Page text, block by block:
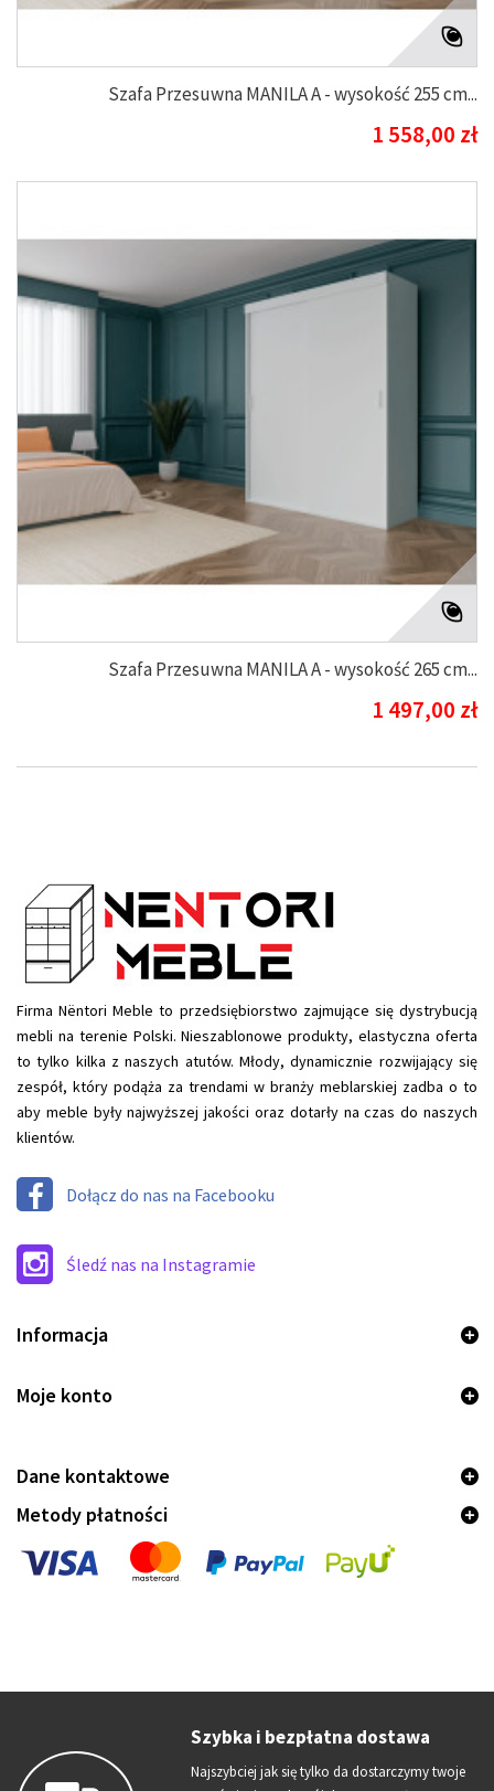
Szafa Przesuwna MANILA A - wysokość 255 cm...
1 558,00 zł
Szafa Przesuwna MANILA A - wysokość 265 cm...
1 497,00 zł
Firma Nëntori Meble to przedsiębiorstwo zajmujące się dystrybucją
mebli na terenie Polski. Nieszablonowe produkty, elastyczna oferta
to tylko kilka z naszych atutów. Młody, dynamicznie rozwijający się
zespół, który podąża za trendami w branży meblarskiej zadba o to
aby meble były najwyższej jakości oraz dotarły na czas do naszych
klientów.
Dołącz do nas na Facebooku
Śledź nas na Instagramie
Informacja
Moje konto
Dane kontaktowe
Metody płatności
Szybka i bezpłatna dostawa
Najszybciej jak się tylko da dostarczymy twoje